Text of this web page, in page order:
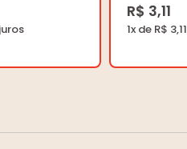
R$ 3,11
1x de R$ 3,11